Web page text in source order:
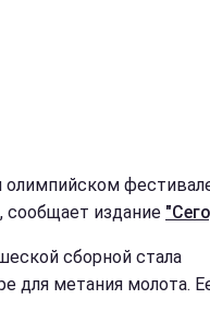
сообщает издание
сборной стала
для метания молота.